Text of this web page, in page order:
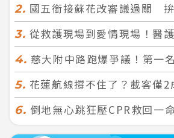
2. 國五銜接蘇花改審議過關 拚明年七月前開工！
3. 從救護現場到愛情現場！醫護×消防浪漫
4. 慈大附中路跑爆爭議！第一名遭拔又改
5. 花蓮航線撐不住了？載客僅2成、年虧7000萬
6. 倒地無心跳狂壓CPR救回一命！警手傷撕裂仍不